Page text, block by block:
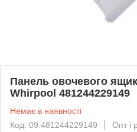
Панель овочевого
Whirpool 481244229149
Немає в наявності
Код: 09.481244229149
Опт і